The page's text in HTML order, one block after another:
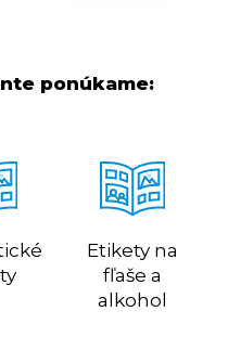
ponúkame:
Etikety na
fľaše a
alkohol